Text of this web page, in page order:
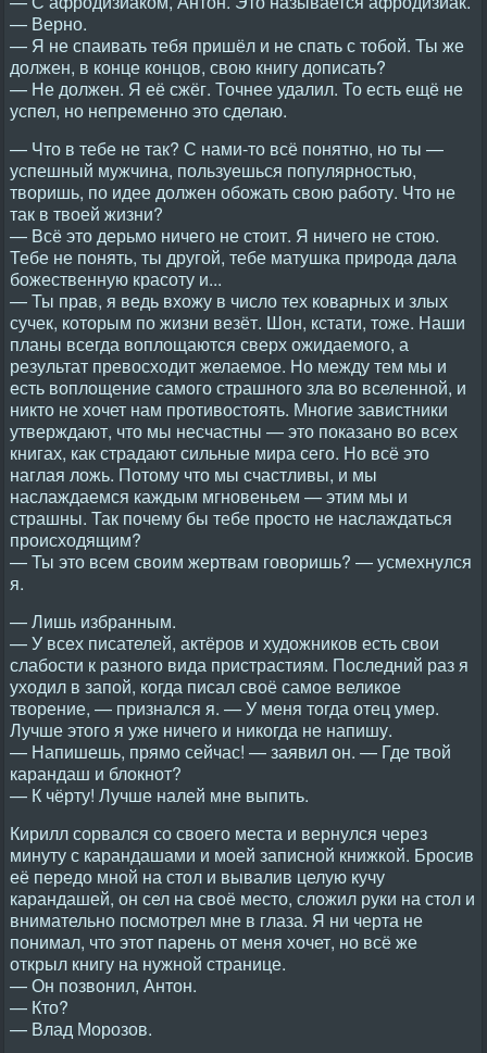
— Верно.
— Я не спаивать тебя пришёл и не спать с тобой. Ты же
должен, в конце концов, свою книгу дописать?
— Не должен. Я её сжёг. Точнее удалил. То есть ещё не
успел, но непременно это сделаю.
— Что в тебе не так? С нами-то всё понятно, но ты —
успешный мужчина, пользуешься популярностью,
творишь, по идее должен обожать свою работу. Что не
так в твоей жизни?
— Всё это дерьмо ничего не стоит. Я ничего не стою.
Тебе не понять, ты другой, тебе матушка природа дала
божественную красоту и...
— Ты прав, я ведь вхожу в число тех коварных и злых
сучек, которым по жизни везёт. Шон, кстати, тоже. Наши
планы всегда воплощаются сверх ожидаемого, а
результат превосходит желаемое. Но между тем мы и
есть воплощение самого страшного зла во вселенной, и
никто не хочет нам противостоять. Многие завистники
утверждают, что мы несчастны — это показано во всех
книгах, как страдают сильные мира сего. Но всё это
наглая ложь. Потому что мы счастливы, и мы
наслаждаемся каждым мгновеньем — этим мы и
страшны. Так почему бы тебе просто не наслаждаться
происходящим?
— Ты это всем своим жертвам говоришь? — усмехнулся
я.
— Лишь избранным.
— У всех писателей, актёров и художников есть свои
слабости к разного вида пристрастиям. Последний раз я
уходил в запой, когда писал своё самое великое
творение, — признался я. — У меня тогда отец умер.
Лучше этого я уже ничего и никогда не напишу.
— Напишешь, прямо сейчас! — заявил он. — Где твой
карандаш и блокнот?
— К чёрту! Лучше налей мне выпить.
Кирилл сорвался со своего места и вернулся через
минуту с карандашами и моей записной книжкой. Бросив
её передо мной на стол и вывалив целую кучу
карандашей, он сел на своё место, сложил руки на стол и
внимательно посмотрел мне в глаза. Я ни черта не
понимал, что этот парень от меня хочет, но всё же
открыл книгу на нужной странице.
— Он позвонил, Антон.
— Кто?
— Влад Морозов.